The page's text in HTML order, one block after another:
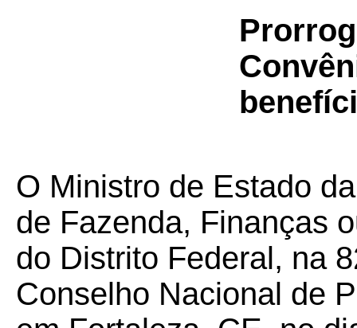
O Ministro de Estado
de Fazenda, Finanças
do Distrito Federal, na
Conselho Nacional de